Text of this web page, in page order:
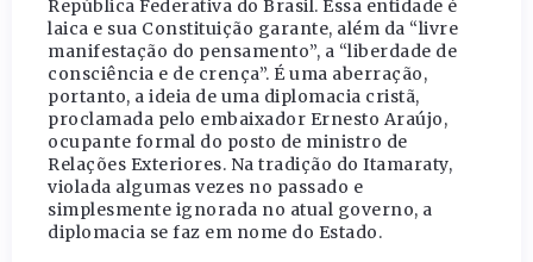
República Federativa do Brasil. Essa entidade é
laica e sua Constituição garante, além da “livre
manifestação do pensamento”, a “liberdade de
consciência e de crença”. É uma aberração,
portanto, a ideia de uma diplomacia cristã,
proclamada pelo embaixador Ernesto Araújo,
ocupante formal do posto de ministro de
Relações Exteriores. Na tradição do Itamaraty,
violada algumas vezes no passado e
simplesmente ignorada no atual governo, a
diplomacia se faz em nome do Estado.